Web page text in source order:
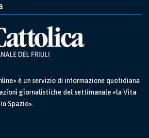
è un servizio di informazione quotidiana
giornalistiche del settimanale «la Vita
Spazio».